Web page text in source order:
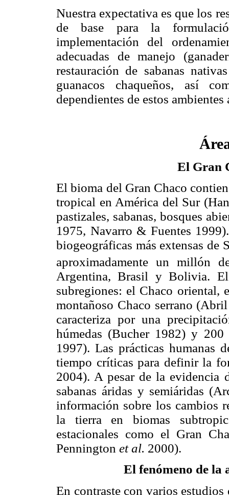
Nuestra expectativa es que los
de base para la
implementación del
adecuadas de manejo
restauración de sabanas
guanacos chaqueños, así
dependientes de estos ambientes
El Gran
El bioma del Gran Chaco
tropical en América del Sur
pastizales, sabanas, bosques
1975, Navarro & Fuentes
biogeográficas más extensas de
aproximadamente un millón
Argentina, Brasil y Bolivia.
subregiones: el Chaco oriental,
montañoso Chaco serrano
caracteriza por una
húmedas (Bucher 1982) y
1997). Las prácticas humanas
tiempo críticas para definir la
2004). A pesar de la evidencia
sabanas áridas y semiáridas
información sobre los cambios
la tierra en biomas
estacionales como el Gran
Pennington et al. 2000).
El fenómeno de la
En contraste con varios